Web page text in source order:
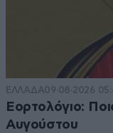
ΕΛΛΑΔΑ09·08·2026
Εορτολόγιο:
Αυγούστου